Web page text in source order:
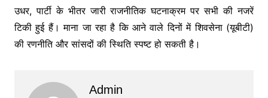
उधर, पार्टी के भीतर जारी राजनीतिक घटनाक्रम पर सभी की नजरें
टिकी हुई हैं। माना जा रहा है कि आने वाले दिनों में शिवसेना (यूबीटी)
की रणनीति और सांसदों की स्थिति स्पष्ट हो सकती है।
Admin